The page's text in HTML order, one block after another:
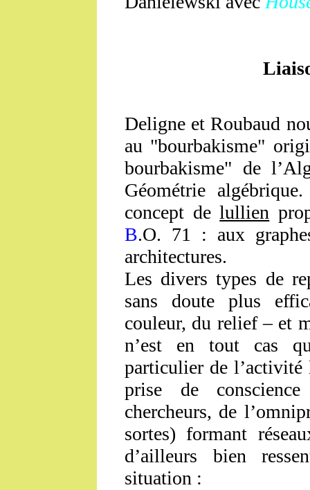
Deligne et Roubaud
au "bourbakisme"
bourbakisme" de
Géométrie
concept delullien
B.O. 71 : aux
architectures.
Les divers types de
sans doute plus
couleur, du relief – et
n’est en tout cas
particulier de
prise de
chercheurs, de
sortes) formant
d’ailleurs bien
situation :